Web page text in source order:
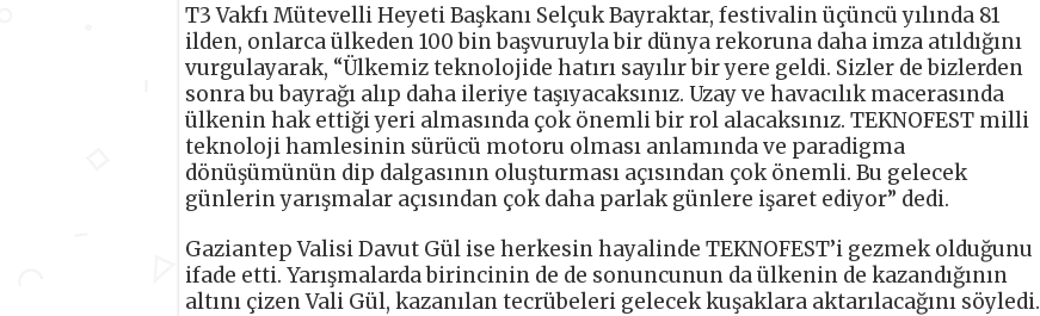
T3 Vakfı Mütevelli Heyeti Başkanı Selçuk Bayraktar, festivalin üçüncü yılında 81
ilden, onlarca ülkeden 100 bin başvuruyla bir dünya rekoruna daha imza atıldığını
vurgulayarak, “Ülkemiz teknolojide hatırı sayılır bir yere geldi. Sizler de bizlerden
sonra bu bayrağı alıp daha ileriye taşıyacaksınız. Uzay ve havacılık macerasında
ülkenin hak ettiği yeri almasında çok önemli bir rol alacaksınız. TEKNOFEST milli
teknoloji hamlesinin sürücü motoru olması anlamında ve paradigma
dönüşümünün dip dalgasının oluşturması açısından çok önemli. Bu gelecek
günlerin yarışmalar açısından çok daha parlak günlere işaret ediyor” dedi.
Gaziantep Valisi Davut Gül ise herkesin hayalinde TEKNOFEST’i gezmek olduğunu
ifade etti. Yarışmalarda birincinin de de sonuncunun da ülkenin de kazandığının
altını çizen Vali Gül, kazanılan tecrübeleri gelecek kuşaklara aktarılacağını söyledi.